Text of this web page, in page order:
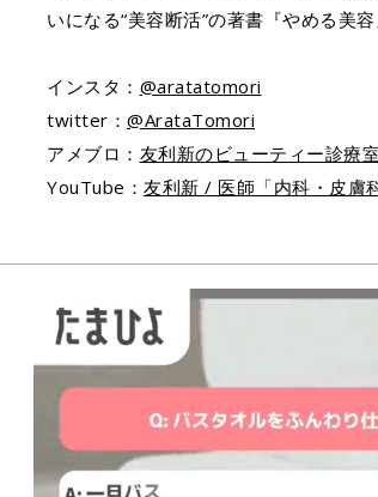
いになる“美容断活”の著書『やめる美
インスタ： @aratatomori
twitter： @ArataTomori
アメブロ： 友利新のビューティー診療室
YouTube： 友利新 / 医師「内科・皮膚